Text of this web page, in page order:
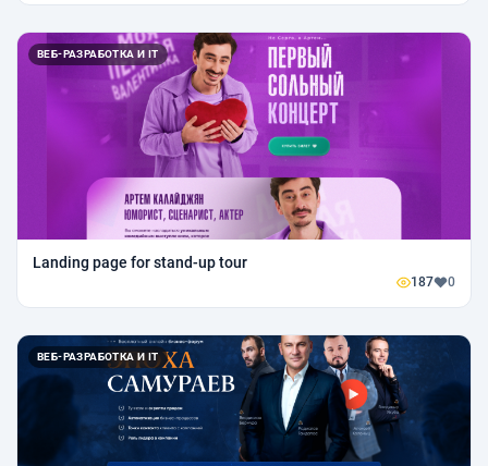
ВЕБ-РАЗРАБОТКА И IT
Landing page for stand-up tour
187 0
ВЕБ-РАЗРАБОТКА И IT